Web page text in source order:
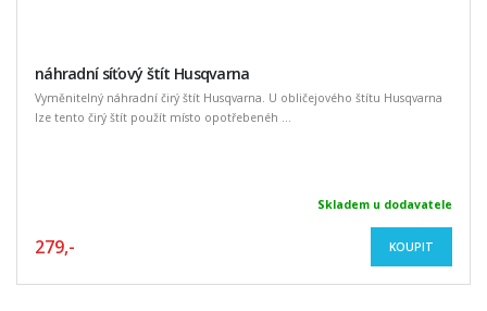
náhradní síťový štít Husqvarna
Vyměnitelný náhradní čirý štít Husqvarna. U obličejového štítu Husqvarna
lze tento čirý štít použít místo opotřebenéh ...
Skladem u dodavatele
279,- KOUPIT